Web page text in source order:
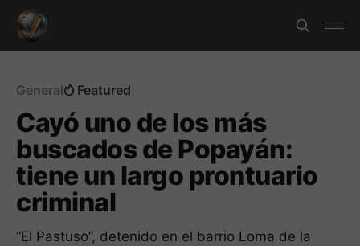
General Featured
Cayó uno de los más
buscados de Popayán:
tiene un largo prontuario
criminal
“El Pastuso”, detenido en el barrio Loma de la